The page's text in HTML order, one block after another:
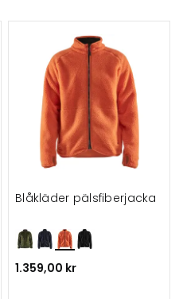
Blåkläder pälsfiberjacka
1.359,00 kr